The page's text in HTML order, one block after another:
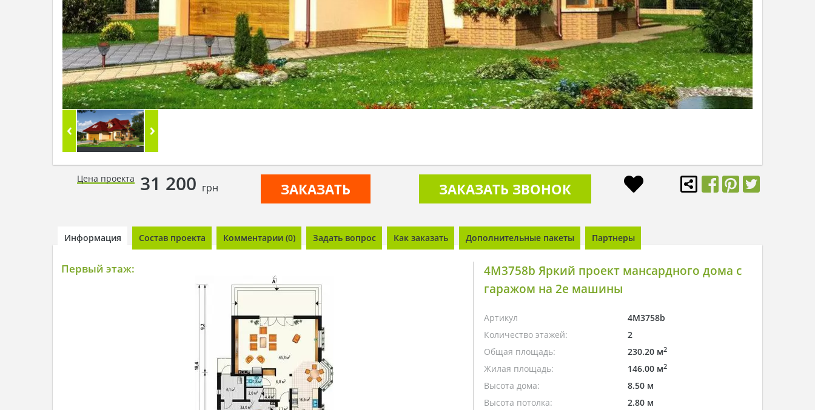
Цена проекта 31 200 грн ЗАКАЗАТЬ ЗАКАЗАТЬ ЗВОНОК
Информация Состав проекта Комментарии (0) Задать вопрос Как заказать Дополнительные пакеты Партнеры
Первый этаж:
4M3758b Яркий проект мансардного дома с
гаражом на 2е машины
Артикул
4M3758b
Количество этажей:
2
Общая площадь:
230.20 м2
Жилая площадь: 146.00 м2
Высота дома:
8.50 м
Высота потолка:
2.80 м